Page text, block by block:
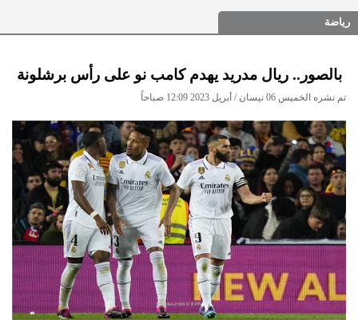
رياضة
بالصور.. ريال مدريد يهدم كامب نو على رأس برشلونة
تم نشره الخميس 06 نيسان / أبريل 2023 12:09 صباحاً